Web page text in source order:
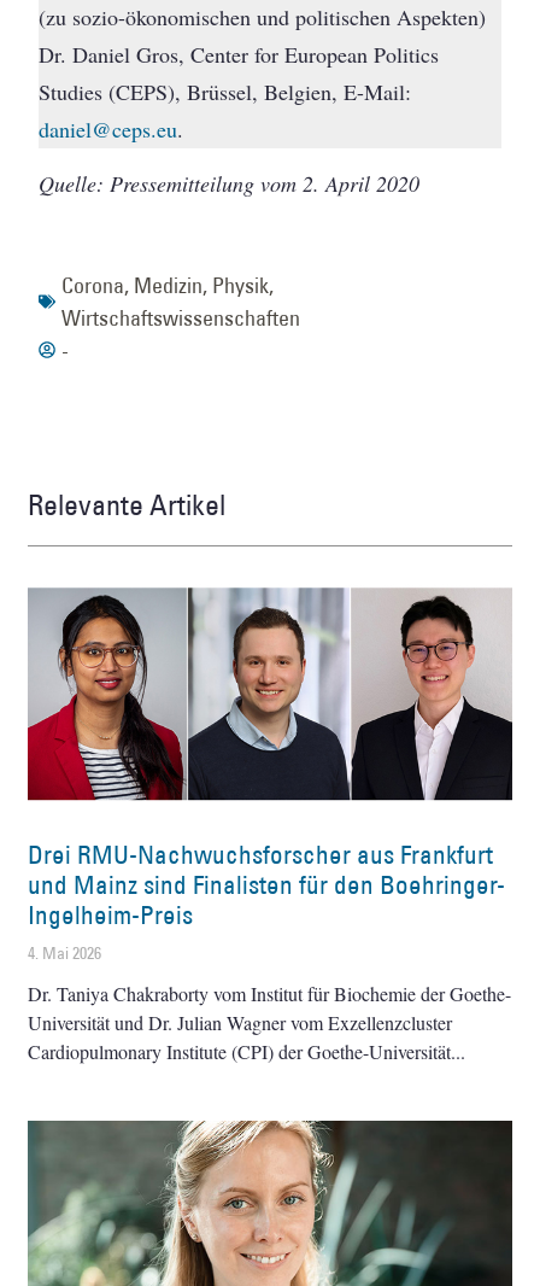
(zu sozio-ökonomischen und politischen Aspekten)
Dr. Daniel Gros, Center for European Politics
Studies (CEPS), Brüssel, Belgien, E-Mail:
daniel@ceps.eu.
Quelle: Pressemitteilung vom 2. April 2020
Corona, Medizin, Physik,
Wirtschaftswissenschaften
-
Relevante Artikel
Drei RMU-Nachwuchsforscher aus Frankfurt
und Mainz sind Finalisten für den Boehringer-
Ingelheim-Preis
4. Mai 2026
Dr. Taniya Chakraborty vom Institut für Biochemie der Goethe-
Universität und Dr. Julian Wagner vom Exzellenzcluster
Cardiopulmonary Institute (CPI) der Goethe-Universität